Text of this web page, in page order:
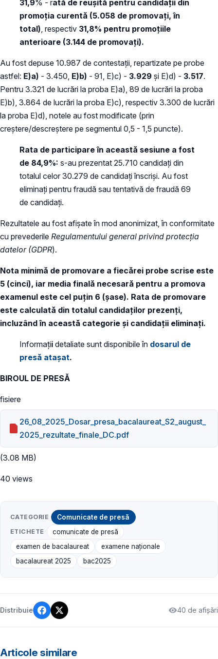
31,9% - rată de reușită pentru candidații din
promoția curentă (5.058 de promovați, în
total) , respectiv 31,8% pentru promoțiile
anterioare (3.144 de promovați).
Au fost depuse 10.987 de contestații, repartizate pe probe
astfel: E)a) - 3.450, E)b) - 91, E)c) - 3.929 și E)d) - 3.517.
Pentru 3.321 de lucrări la proba E)a), 89 de lucrări la proba
E)b), 3.864 de lucrări la proba E)c), respectiv 3.300 de lucrări
la proba E)d), notele au fost modificate (prin
creștere/descreștere pe segmentul 0,5 - 1,5 puncte).
Rata de participare în această sesiune a fost
de 84,9%: s-au prezentat 25.710 candidaţi din
totalul celor 30.279 de candidaţi înscrişi. Au fost
eliminaţi pentru fraudă sau tentativă de fraudă 69
de candidaţi.
Rezultatele au fost afișate în mod anonimizat, în conformitate
cu prevederile Regulamentului general privind protecția
datelor (GDPR).
Nota minimă de promovare a fiecărei probe scrise este
5 (cinci), iar media finală necesară pentru a promova
examenul este cel puțin 6 (șase). Rata de promovare
este calculată din totalul candidaţilor prezenţi,
incluzând în această categorie şi candidaţii eliminaţi.
Informații detaliate sunt disponibile în dosarul de
presă atașat.
BIROUL DE PRESĂ
fisiere
26_08_2025_Dosar_presa_bacalaureat_S2_august_
2025_rezultate_finale_DC.pdf
(3.08 MB)
40 views
CATEGORIE Comunicate de presă
ETICHETE
comunicate de presă
examen de bacalaureat
examene naţionale
bacalaureat 2025
bac2025
Distribuie 40 de afișări
Articole similare